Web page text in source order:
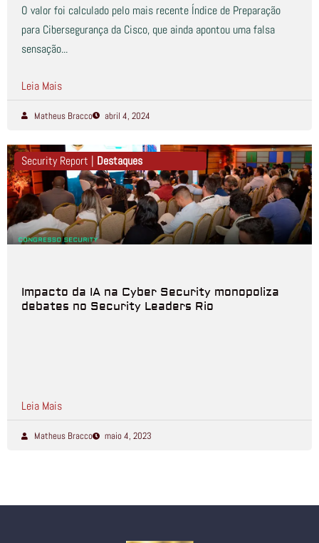
O valor foi calculado pelo mais recente Índice de Preparação
para Cibersegurança da Cisco, que ainda apontou uma falsa
sensação...
Leia Mais
Matheus Bracco abril 4, 2024
Security Report | Destaques
Impacto da IA na Cyber Security monopoliza
debates no Security Leaders Rio
Leia Mais
Matheus Bracco maio 4, 2023